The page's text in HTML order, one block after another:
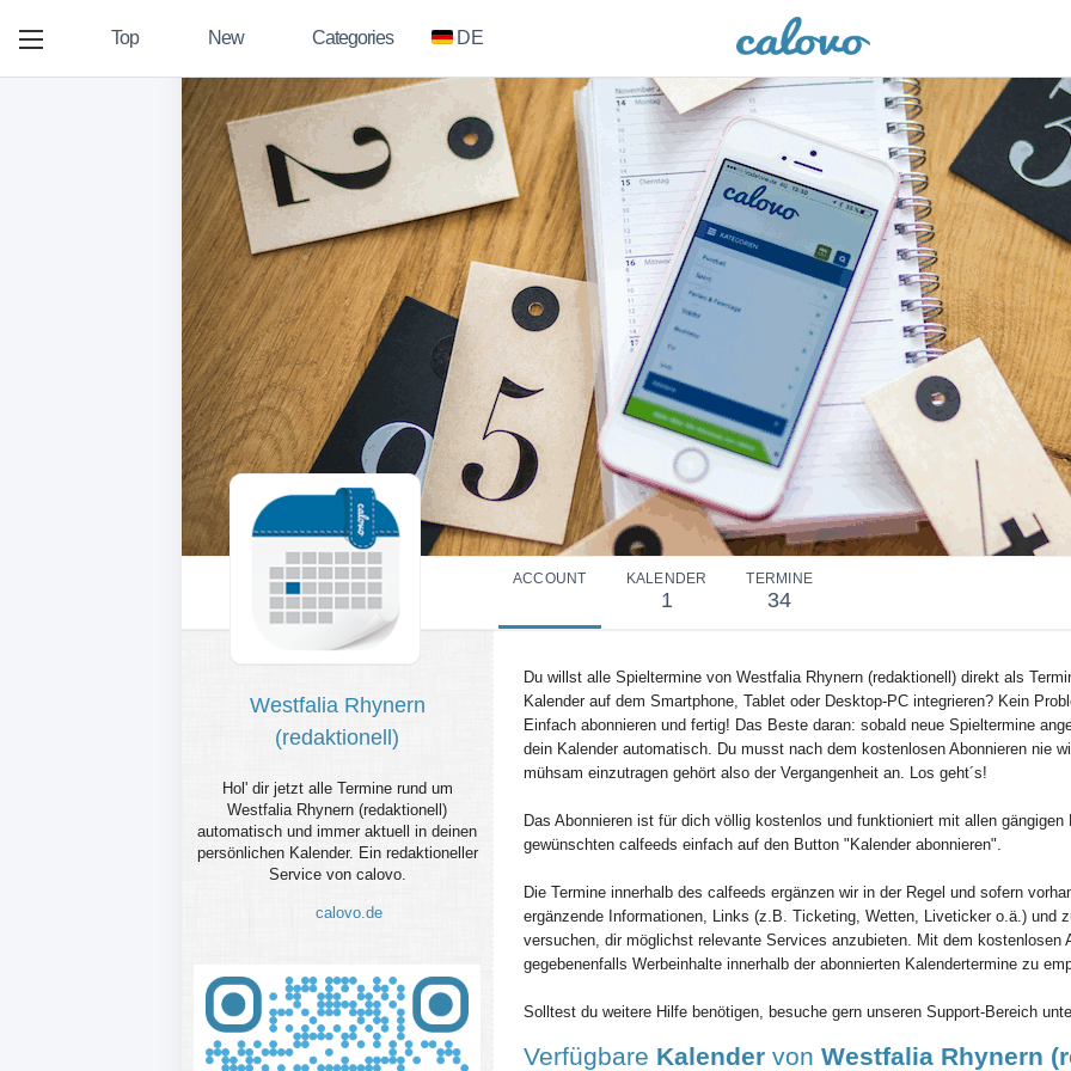
Top New Categories DE
ACCOUNT KALENDER
1
TERMINE
34
Westfalia Rhynern
(redaktionell)
Hol' dir jetzt alle Termine rund um
Westfalia Rhynern (redaktionell)
automatisch und immer aktuell in deinen
persönlichen Kalender. Ein redaktioneller
Service von calovo.
calovo.de
Du willst alle Spieltermine von Westfalia Rhynern (redaktionell) direkt als
Kalender auf dem Smartphone, Tablet oder Desktop-PC integrieren? Kein
Einfach abonnieren und fertig! Das Beste daran: sobald neue Spieltermine
dein Kalender automatisch. Du musst nach dem kostenlosen Abonnieren nie
mühsam einzutragen gehört also der Vergangenheit an. Los geht´s!
Das Abonnieren ist für dich völlig kostenlos und funktioniert mit allen
gewünschten calfeeds einfach auf den Button "Kalender abonnieren".
Die Termine innerhalb des calfeeds ergänzen wir in der Regel und sofern
ergänzende Informationen, Links (z.B. Ticketing, Wetten, Liveticker o.ä.) und
versuchen, dir möglichst relevante Services anzubieten. Mit dem kostenlosen
gegebenenfalls Werbeinhalte innerhalb der abonnierten Kalendertermine zu
Solltest du weitere Hilfe benötigen, besuche gern unseren Support-Bereich
Verfügbare Kalender von Westfalia Rhynern